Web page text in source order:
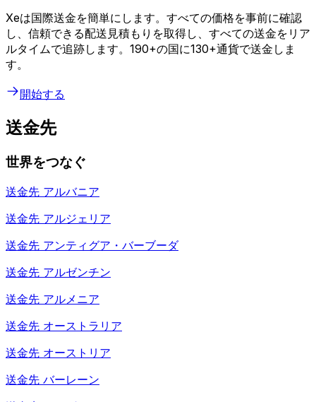
Xeは国際送金を簡単にします。すべての価格を事前に確認
し、信頼できる配送見積もりを取得し、すべての送金をリア
ルタイムで追跡します。190+の国に130+通貨で送金しま
す。
開始する
送金先
世界をつなぐ
送金先 アルバニア
送金先 アルジェリア
送金先 アンティグア・バーブーダ
送金先 アルゼンチン
送金先 アルメニア
送金先 オーストラリア
送金先 オーストリア
送金先 バーレーン